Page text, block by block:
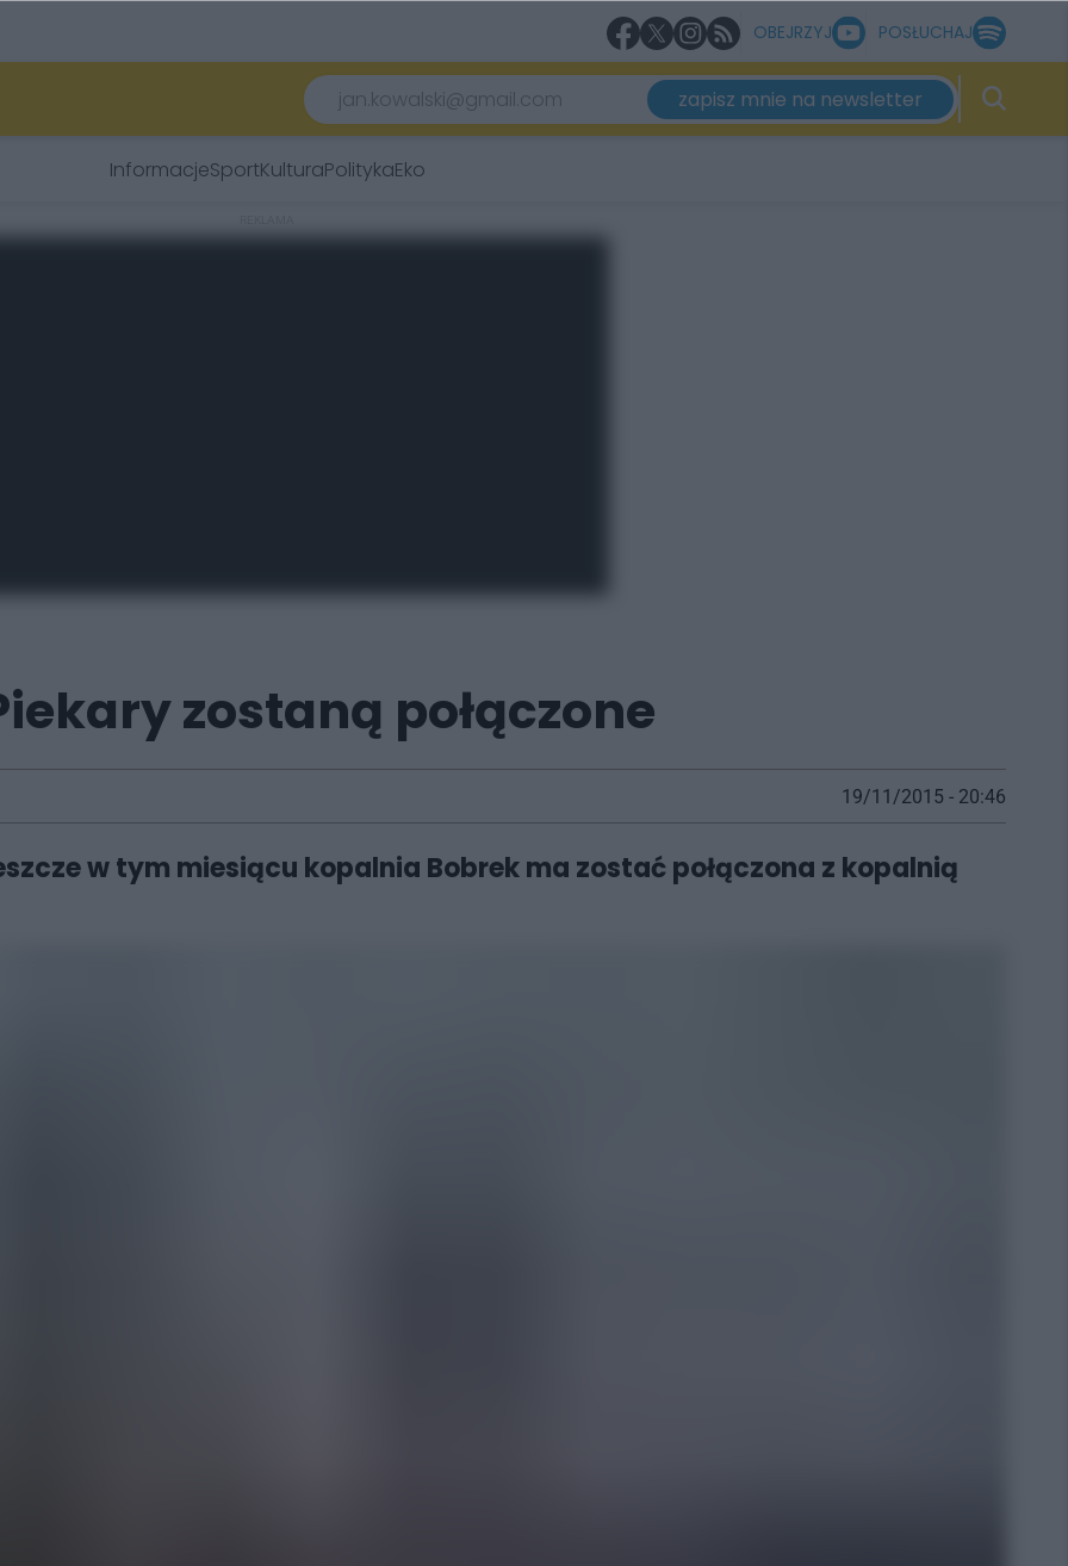
OBEJRZYJ POSŁUCHAJ
zapisz mnie na newsletter
InformacjeSportKulturaPolitykaEko
zostaną połączone
19/11/2015 - 20:46
w tym miesiącu kopalnia Bobrek ma zostać połączona z kopalnią